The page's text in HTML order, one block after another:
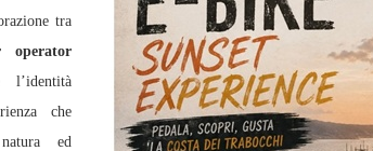
tra
che
ed